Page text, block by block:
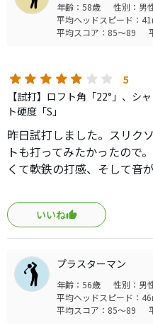
年齢：58歳 性別：男
平均ヘッドスピード：
平均スコア：85～89
5
【試打】ロフト角「22°」、シ
ト硬度「S」
昨日試打しました。スリク
トも打ってみたかったので
くて軟鉄の打感、そして音
ちろんソフトですが爽快な
優れていると思います。HS
かと思いますし、フォージ
思います。
いいね
プラスターマン
年齢：56歳 性別：男
平均ヘッドスピード：
平均スコア：85～89